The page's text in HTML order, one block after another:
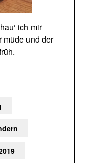
ich mir
müde und der